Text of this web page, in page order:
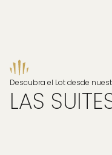
Descubra el Lot desde
LAS